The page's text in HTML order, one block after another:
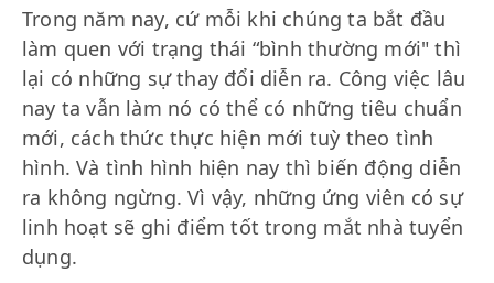
Trong năm nay, cứ mỗi khi chúng ta bắt đầu
làm quen với trạng thái “bình thường mới" thì
lại có những sự thay đổi diễn ra. Công việc lâu
nay ta vẫn làm nó có thể có những tiêu chuẩn
mới, cách thức thực hiện mới tuỳ theo tình
hình. Và tình hình hiện nay thì biến động diễn
ra không ngừng. Vì vậy, những ứng viên có sự
linh hoạt sẽ ghi điểm tốt trong mắt nhà tuyển
dụng.